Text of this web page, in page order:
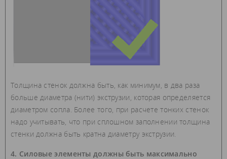
Толщина стенок должна быть, как минимум, в два раза
больше диаметра (нити) экструзии, которая определяется
диаметром сопла. Более того, при расчете тонких стенок
надо учитывать, что при сплошном заполнении толщина
стенки должна быть кратна диаметру экструзии.
4. Силовые элементы должны быть максимально